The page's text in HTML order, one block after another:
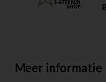
Meer informatie